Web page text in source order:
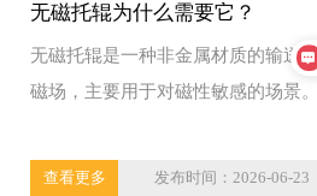
无磁托辊为什么需要它？
无磁托辊是一种非金属材质的输送
磁场，主要用于对磁性敏感的场景。
查看更多 发布时间：2026-06-23